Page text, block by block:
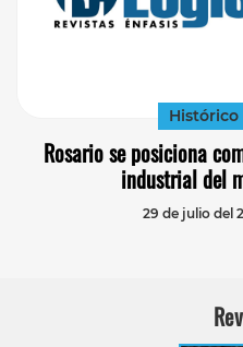
Histórico
Rosario se posiciona
industrial del
29 de julio del